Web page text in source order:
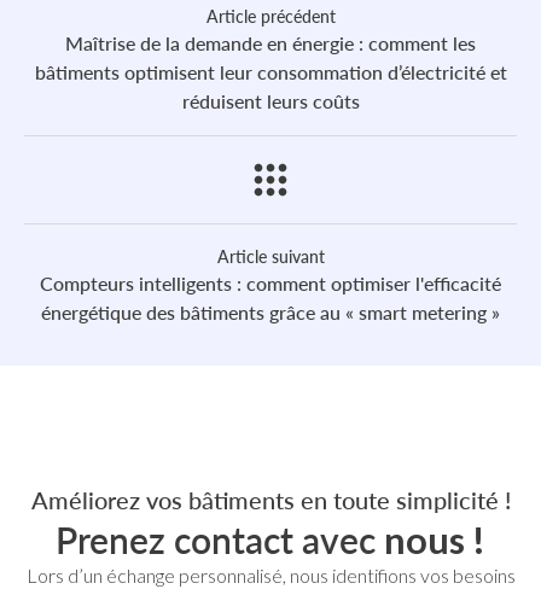
Article précédent
Maîtrise de la demande en énergie : comment les
bâtiments optimisent leur consommation d’électricité et
réduisent leurs coûts
Article suivant
Compteurs intelligents : comment optimiser l'efficacité
énergétique des bâtiments grâce au « smart metering »
Améliorez vos bâtiments en toute simplicité !
Prenez contact avec nous !
Lors d’un échange personnalisé, nous identifions vos besoins